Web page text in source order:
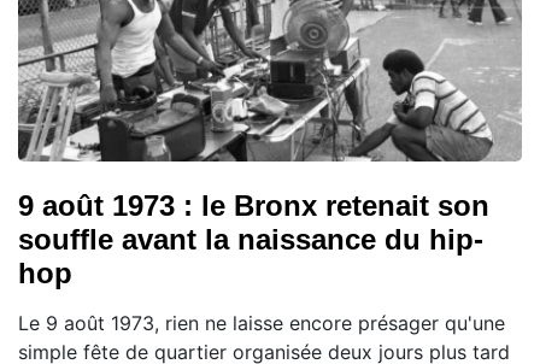
9 août 1973 : le Bronx retenait son
souffle avant la naissance du hip-
hop
Le 9 août 1973, rien ne laisse encore présager qu'une
simple fête de quartier organisée deux jours plus tard